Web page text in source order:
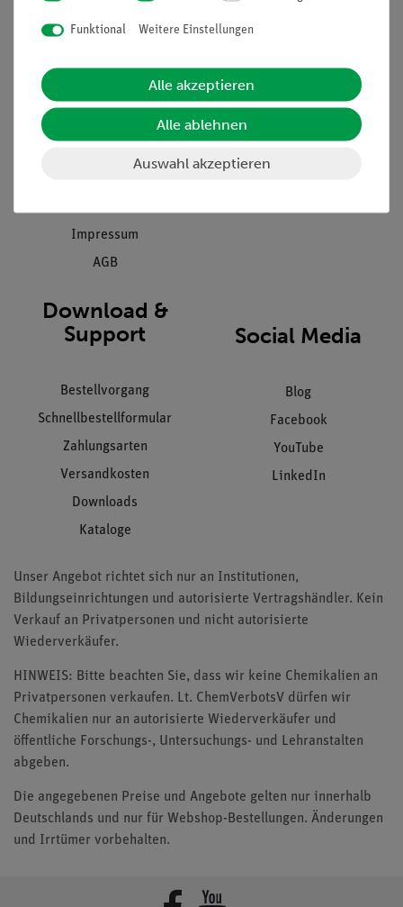
Projekte und Lösungen
Impressum
AGB
Beratung & Showroom
Inventarisierungs- &
Inbetriebnahme & Schulungen
Kundendienst
Download &
Support
Bestellvorgang
Schnellbestellformular
Zahlungsarten
Versandkosten
Downloads
Kataloge
Social Media
Blog
Facebook
YouTube
LinkedIn
Unser Angebot richtet sich nur an Institutionen,
Bildungseinrichtungen und autorisierte Vertragshändler. Kein
Verkauf an Privatpersonen und nicht autorisierte
Wiederverkäufer.
HINWEIS: Bitte beachten Sie, dass wir keine Chemikalien an
Privatpersonen verkaufen. Lt. ChemVerbotsV dürfen wir
Chemikalien nur an autorisierte Wiederverkäufer und
öffentliche Forschungs-, Untersuchungs- und Lehranstalten
abgeben.
Die angegebenen Preise und Angebote gelten nur innerhalb
Deutschlands und nur für Webshop-Bestellungen. Änderungen
und Irrtümer vorbehalten.
Funktional Weitere Einstellungen
Alle akzeptieren
Alle ablehnen
Auswahl akzeptieren